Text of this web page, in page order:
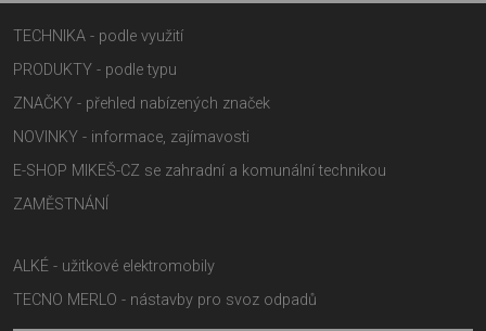
TECHNIKA - podle využití
PRODUKTY - podle typu
ZNAČKY - přehled nabízených značek
NOVINKY - informace, zajímavosti
E-SHOP MIKEŠ-CZ se zahradní a komunální technikou
ZAMĚSTNÁNÍ
ALKÉ - užitkové elektromobily
TECNO MERLO - nástavby pro svoz odpadů